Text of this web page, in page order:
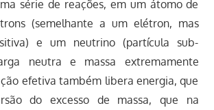
série de reações, em um átomo de
(semelhante a um elétron, mas
e um neutrino (partícula sub-
neutra e massa extremamente
efetiva também libera energia, que
do excesso de massa, que na